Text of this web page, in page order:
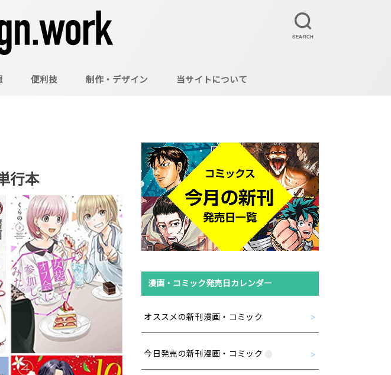
SEARCH
便利技 制作・デザイン 当サイトについて
行本
漫画・コミック発売日カレンダー
オススメの新刊漫画・コミック
今日発売の新刊漫画・コミック